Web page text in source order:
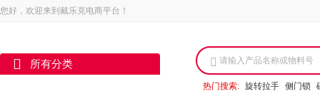
您好，欢迎来到戴乐克电商平台！
所有分类 请输入产品名称或物料号
热门搜索: 旋转拉手 侧门锁